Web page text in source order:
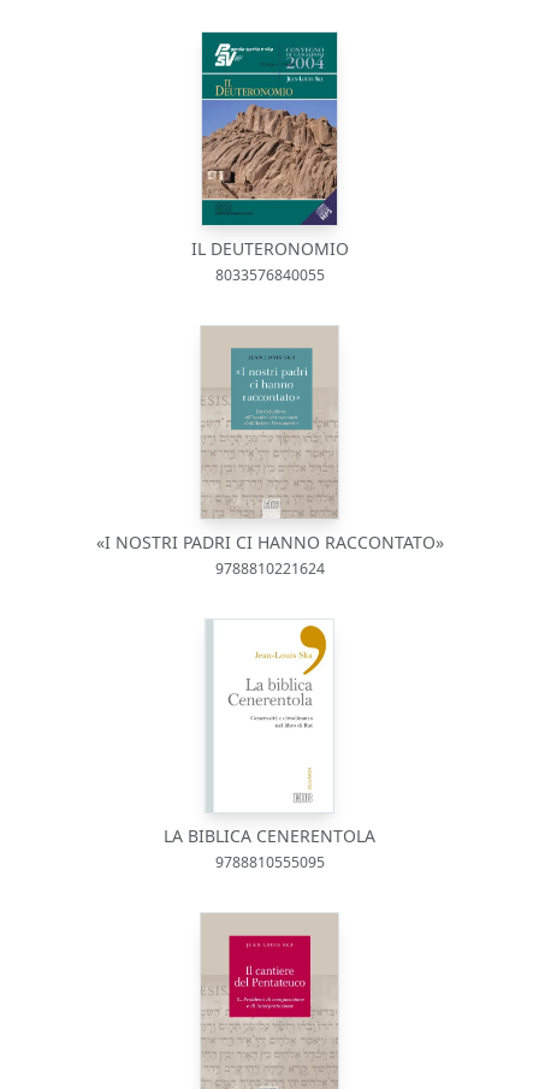
IL DEUTERONOMIO
8033576840055
«I NOSTRI PADRI CI HANNO RACCONTATO»
9788810221624
LA BIBLICA CENERENTOLA
9788810555095